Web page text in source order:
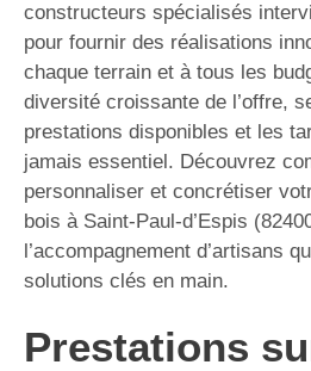
constructeurs spécialisés
pour fournir des réalisations
chaque terrain et à tous les
diversité croissante de l’offre,
prestations disponibles et les
jamais essentiel. Découvrez
personnaliser et concrétiser
bois à Saint-Paul-d’Espis
l’accompagnement d’artisans
solutions clés en main.
Prestations